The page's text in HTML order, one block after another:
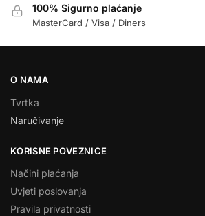
100% Sigurno plaćanje
MasterCard / Visa / Diners
O NAMA
Tvrtka
Naručivanje
KORISNE POVEZNICE
Načini plaćanja
Uvjeti poslovanja
Pravila privatnosti